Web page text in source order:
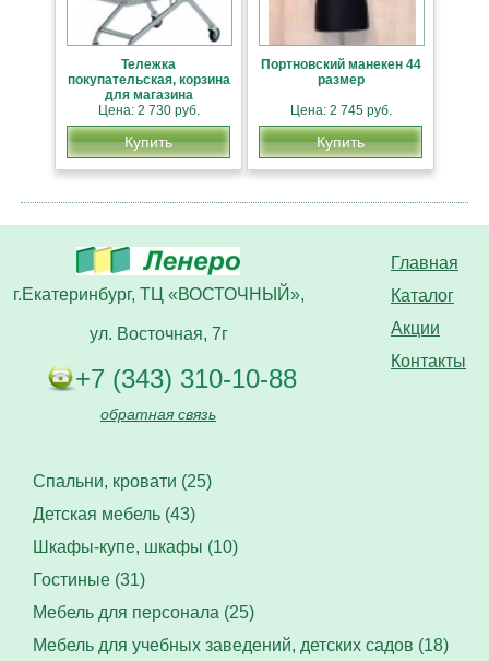
Тележка
покупательская, корзина
для магазина
Цена: 2 730 руб.
Купить
Портновский манекен 44
размер
Цена: 2 745 руб.
Купить
Главная
Каталог
Акции
Контакты
г.Екатеринбург, ТЦ «ВОСТОЧНЫЙ»,
ул. Восточная, 7г
+7 (343) 310-10-88
обратная связь
Спальни, кровати (25)
Детская мебель (43)
Шкафы-купе, шкафы (10)
Гостиные (31)
Мебель для персонала (25)
Мебель для учебных заведений, детских садов (18)